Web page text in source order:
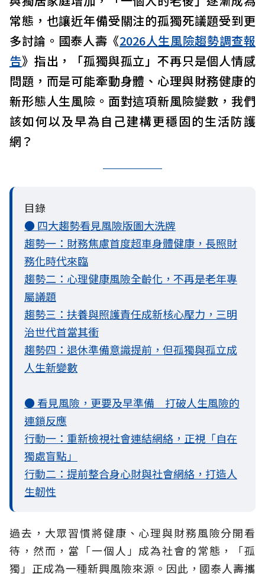
常態，也讓近年備受關注的孤獨死議題受到更
多討論。國泰人壽《2026人生風險趨勢調查報
告》指出，「孤獨與孤立」不再只是個人情感
問題，而是可能牽動身體、心理與財務健康的
新形態人生風險。面對這項新風險變數，我們
該如何以及早為自己建構更穩固的生活防護
網？
目錄
● 四大趨勢看見風險版圖大洗牌
趨勢一：財務焦慮首度超車身體健康，長照財
務化時代來臨
趨勢二：心理健康風險全齡化，不再是老年專
屬議題
趨勢三：扶養與照護責任成新核心壓力，三明
治世代首當其衝
趨勢四：退休準備意識提前，但孤獨與孤立成
人生新變數
● 看見風險，更要及早準備 打破人生風險的
連鎖反應
行動一：重新檢視社會連結網絡，正視「自在
獨處盲點」
行動二：提前整合身心財與社會網絡，打造人
生韌性
過去，大眾習慣將健康、心理與財務風險分開看
待，然而，當「一個人」成為社會的常態，「孤
獨」正成為一種新興風險來源。因此，國泰人壽攜